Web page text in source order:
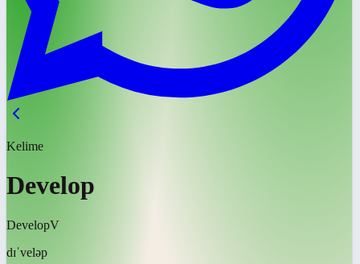
Kelime
Develop
DevelopV
dɪˈveləp